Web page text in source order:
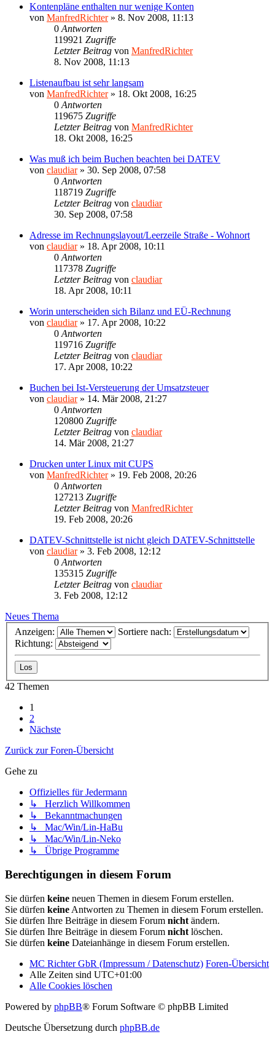
Kontenpläne enthalten nur wenige Konten
von ManfredRichter» 8. Nov 2008, 11:13
0 Antworten
119921 Zugriffe
Letzter Beitrag von ManfredRichter
8. Nov 2008, 11:13
Listenaufbau ist sehr langsam
von ManfredRichter» 18. Okt 2008, 16:25
0 Antworten
119675 Zugriffe
Letzter Beitrag von ManfredRichter
18. Okt 2008, 16:25
Was muß ich beim Buchen beachten bei DATEV
von claudiar» 30. Sep 2008, 07:58
0 Antworten
118719 Zugriffe
Letzter Beitrag von claudiar
30. Sep 2008, 07:58
Adresse im Rechnungslayout/Leerzeile Straße - Wohnort
von claudiar» 18. Apr 2008, 10:11
0 Antworten
117378 Zugriffe
Letzter Beitrag von claudiar
18. Apr 2008, 10:11
Worin unterscheiden sich Bilanz und EÜ-Rechnung
von claudiar» 17. Apr 2008, 10:22
0 Antworten
119716 Zugriffe
Letzter Beitrag von claudiar
17. Apr 2008, 10:22
Buchen bei Ist-Versteuerung der Umsatzsteuer
von claudiar» 14. Mär 2008, 21:27
0 Antworten
120800 Zugriffe
Letzter Beitrag von claudiar
14. Mär 2008, 21:27
Drucken unter Linux mit CUPS
von ManfredRichter» 19. Feb 2008, 20:26
0 Antworten
127213 Zugriffe
Letzter Beitrag von ManfredRichter
19. Feb 2008, 20:26
DATEV-Schnittstelle ist nicht gleich DATEV-Schnittstelle
von claudiar» 3. Feb 2008, 12:12
0 Antworten
135315 Zugriffe
Letzter Beitrag von claudiar
3. Feb 2008, 12:12
Neues Thema
Anzeigen:
Sortiere nach:
Richtung:
42 Themen
1
2
Nächste
Zurück zur Foren-Übersicht
Gehe zu
Offizielles für Jedermann
↳ Herzlich Willkommen
↳ Bekanntmachungen
↳ Mac/Win/Lin-HaBu
↳ Mac/Win/Lin-Neko
↳ Übrige Programme
Berechtigungen in diesem Forum
Sie dürfen keine neuen Themen in diesem Forum erstellen.
Sie dürfen keine Antworten zu Themen in diesem Forum erstellen.
Sie dürfen Ihre Beiträge in diesem Forum nicht ändern.
Sie dürfen Ihre Beiträge in diesem Forum nicht löschen.
Sie dürfen keine Dateianhänge in diesem Forum erstellen.
MC Richter GbR (Impressum / Datenschutz) Foren-Übersicht
Alle Zeiten sind UTC+01:00
Alle Cookies löschen
Powered by phpBB® Forum Software © phpBB Limited
Deutsche Übersetzung durch phpBB.de